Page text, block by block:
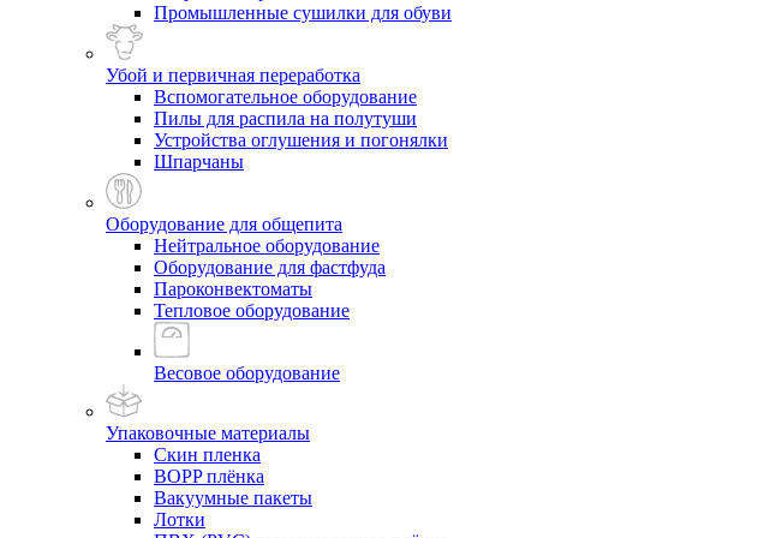
Промышленные сушилки для обуви
Убой и первичная переработка
Вспомогательное оборудование
Пилы для распила на полутуши
Устройства оглушения и погонялки
Шпарчаны
Оборудование для общепита
Нейтральное оборудование
Оборудование для фастфуда
Пароконвектоматы
Тепловое оборудование
Весовое оборудование
Упаковочные материалы
Скин пленка
BOPP плёнка
Вакуумные пакеты
Лотки